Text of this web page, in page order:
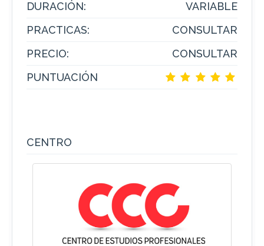
DURACIÓN:
VARIABLE
PRACTICAS:
CONSULTAR
PRECIO:
CONSULTAR
PUNTUACIÓN
CENTRO